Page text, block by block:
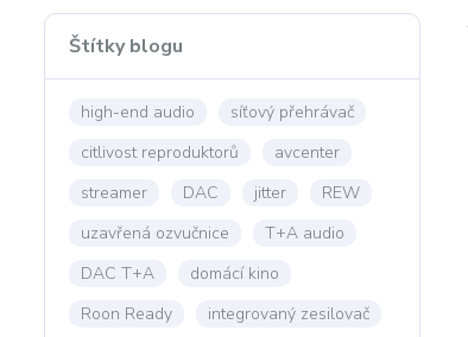
Štítky blogu
high-end audio
síťový přehrávač
citlivost reproduktorů
avcenter
streamer
DAC jitter
REW
uzavřená ozvučnice
T+A audio
DAC T+A
domácí kino
Roon Ready
integrovaný zesilovač